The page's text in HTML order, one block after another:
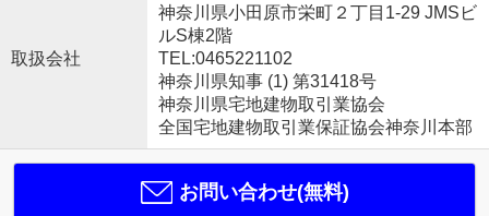
取扱会社
神奈川県小田原市栄町２丁目1-29 JMSビ
ルS棟2階
TEL:0465221102
神奈川県知事 (1) 第31418号
神奈川県宅地建物取引業協会
全国宅地建物取引業保証協会神奈川本部
お問い合わせ(無料)